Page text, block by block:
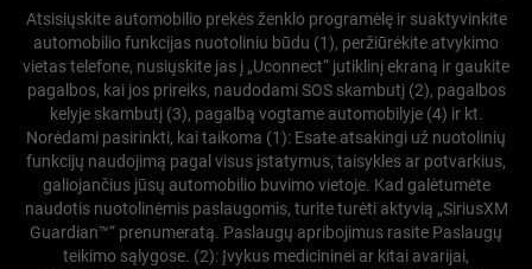
Atsisiųskite automobilio prekės ženklo programėlę ir suaktyvinkite
automobilio funkcijas nuotoliniu būdu (1), peržiūrėkite atvykimo
vietas telefone, nusiųskite jas į „Uconnect“ jutiklinį ekraną ir gaukite
pagalbos, kai jos prireiks, naudodami SOS skambutį (2), pagalbos
kelyje skambutį (3), pagalbą vogtame automobilyje (4) ir kt.
Norėdami pasirinkti, kai taikoma (1): Esate atsakingi už nuotolinių
funkcijų naudojimą pagal visus įstatymus, taisykles ar potvarkius,
galiojančius jūsų automobilio buvimo vietoje. Kad galėtumėte
naudotis nuotolinėmis paslaugomis, turite turėti aktyvią „SiriusXM
Guardian™“ prenumeratą. Paslaugų apribojimus rasite Paslaugų
teikimo sąlygose. (2): Įvykus medicininei ar kitai avarijai,